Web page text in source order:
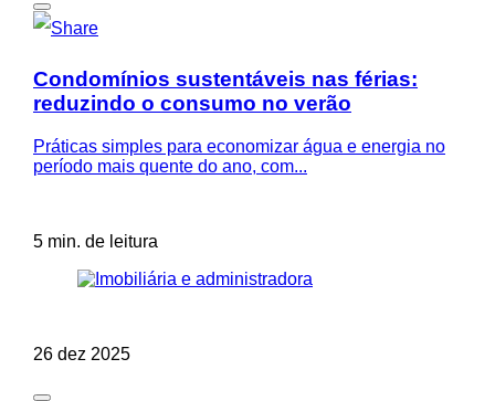
Condomínios sustentáveis nas férias:
reduzindo o consumo no verão
Práticas simples para economizar água e energia no
período mais quente do ano, com...
5 min. de leitura
26 dez 2025